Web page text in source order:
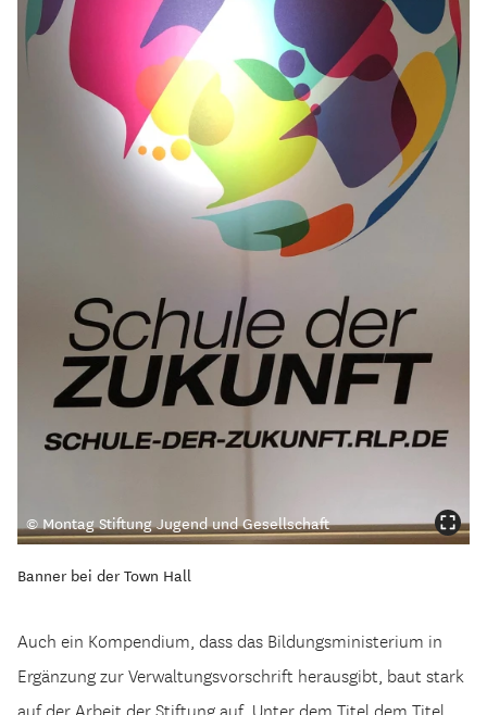
© Montag Stiftung Jugend und Gesellschaft
Banner bei der Town Hall
Auch ein Kompendium, dass das Bildungsministerium in
Ergänzung zur Verwaltungsvorschrift herausgibt, baut stark